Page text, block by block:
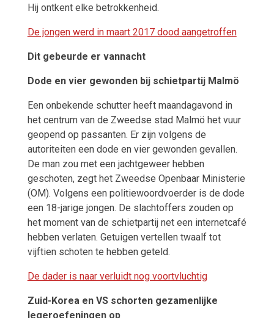
Hij ontkent elke betrokkenheid.
De jongen werd in maart 2017 dood aangetroffen
Dit gebeurde er vannacht
Dode en vier gewonden bij schietpartij Malmö
Een onbekende schutter heeft maandagavond in
het centrum van de Zweedse stad Malmö het vuur
geopend op passanten. Er zijn volgens de
autoriteiten een dode en vier gewonden gevallen.
De man zou met een jachtgeweer hebben
geschoten, zegt het Zweedse Openbaar Ministerie
(OM). Volgens een politiewoordvoerder is de dode
een 18-jarige jongen. De slachtoffers zouden op
het moment van de schietpartij net een internetcafé
hebben verlaten. Getuigen vertellen twaalf tot
vijftien schoten te hebben geteld.
De dader is naar verluidt nog voortvluchtig
Zuid-Korea en VS schorten gezamenlijke
legeroefeningen op